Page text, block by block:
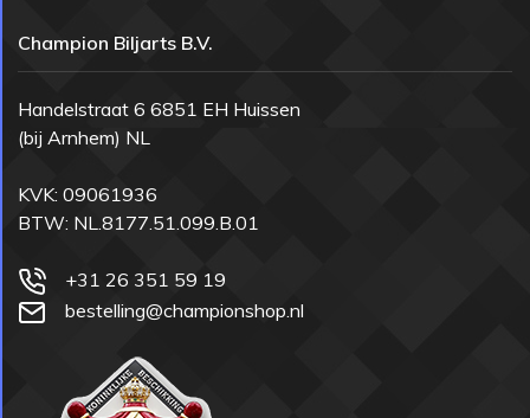
Champion Biljarts B.V.
Handelstraat 6 6851 EH Huissen
(bij Arnhem) NL
KVK: 09061936
BTW: NL.8177.51.099.B.01
+31 26 351 59 19
bestelling@championshop.nl